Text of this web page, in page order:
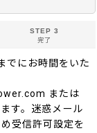
STEP 3
完了
でにお時間をいた
または
す。迷惑メール
受信許可設定を